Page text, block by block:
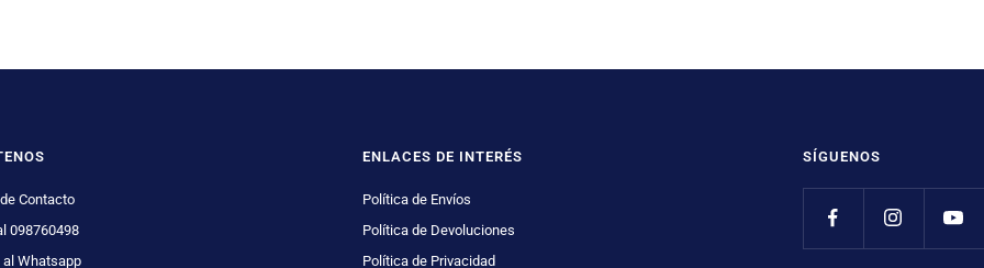
Contacto
098760498
Whatsapp
ENLACES DE INTERÉS
Política de Envíos
Política de Devoluciones
Política de Privacidad
SÍGUENOS